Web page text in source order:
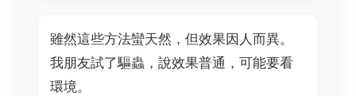
雖然這些方法蠻天然，但效果因人而異。
我朋友試了驅蟲，說效果普通，可能要看
環境。